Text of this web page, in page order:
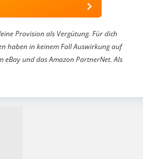
Provision als Vergütung. Für dich
haben in keinem Fall Auswirkung auf
und das Amazon PartnerNet. Als